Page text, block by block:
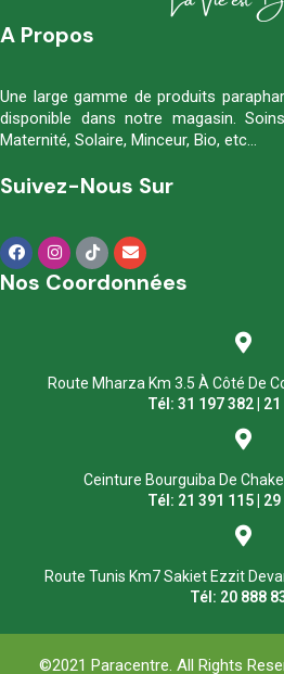
A Propos
Une large gamme de produits
disponible dans notre magasin.
Maternité, Solaire, Minceur, Bio, etc…
Suivez-Nous Sur
Nos Coordonnées
Route Mharza Km 3.5 À Côté De
Tél: 31 197 382 |
Ceinture Bourguiba De
Tél: 21 391 115 |
Route Tunis Km7 Sakiet Ezzit
Tél: 20 888
©2021 Paracentre. All Rights